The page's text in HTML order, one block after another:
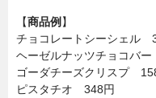
【商品例 】
チョコレートシーシェル
ヘーゼルナッツチョコバ
ゴーダチーズクリスプ
ピスタチオ 348円